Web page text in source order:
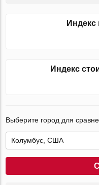
Индекс
Индекс
Выберите город для